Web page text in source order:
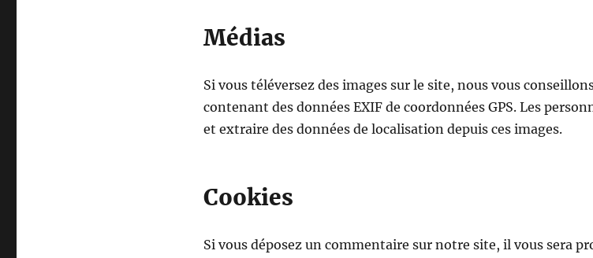
Médias
Si vous téléversez des images sur le site, nous vous
contenant des données EXIF de coordonnées GPS. Les
et extraire des données de localisation depuis ces images.
Cookies
Si vous déposez un commentaire sur notre site, il vous sera